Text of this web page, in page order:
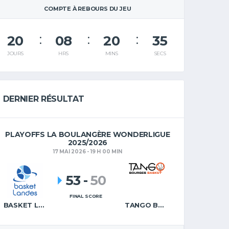
COMPTE À REBOURS DU JEU
20
JOURS
08
HRS
20
MINS
34
SECS
DERNIER RÉSULTAT
PLAYOFFS LA BOULANGÈRE WONDERLIGUE
2025/2026
17 MAI 2026 - 19 H 00 MIN
BASKET LANDES TANGO BOURGES BASKET
53 -50
FINAL SCORE